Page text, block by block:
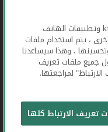
محفوظة © 2026
عندما تستخدم ,kfh.com, kfhonline.com وتطبيقات الهاتف
، يتم استخدام ملفات
، وهذا سيساعدنا
جميع ملفات تعريف
لمراجعتها.
تعريف الارتباط كلها